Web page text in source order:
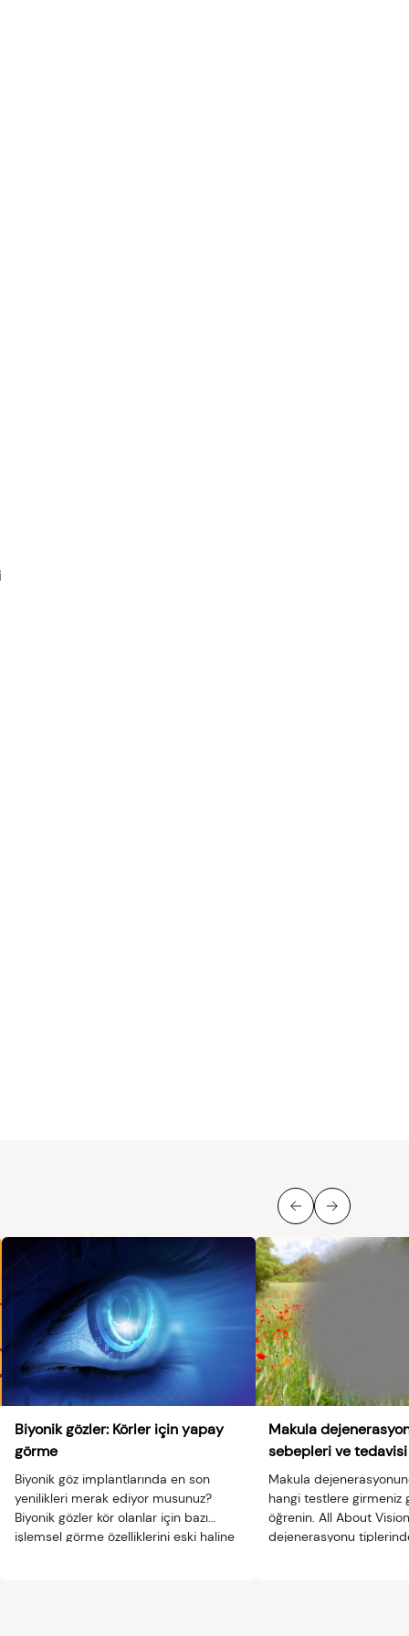
Biyonik gözler: Körler için yapay
görme
Biyonik göz implantlarında en son
yenilikleri merak ediyor musunuz?
Biyonik gözler kör olanlar için bazı
işlemsel görme özelliklerini eski haline
Makula
sebepleri ve tedavisi
Makula
hangi testlere girmeniz
öğrenin. All About
dejenerasyonu